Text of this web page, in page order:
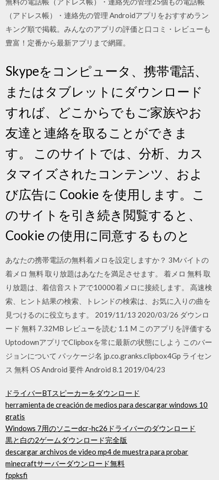
（アドレス帳）・連絡先の管理 Androidアプリをおすすめラン
キング順で掲載。みんなのアプリの評価と口コミ・レビューも
豊富！定番から最新アプリまで網羅。
Skypeをコンピュータ、携帯電話、
またはタブレットにダウンロード
すれば、どこからでもご家族やお
友達と連絡を取ることができま
す。 このサイトでは、分析、カス
タマイズされたコンテンツ、およ
び広告に Cookie を使用します。こ
のサイトを引き続き閲覧すると、
Cookie の使用に同意するものと
あなたの携帯電話の無料着メロを設定しますか？ 3Mバイトの
着メロ 無料 取り放題はあなたを満足させます。 着メロ 無料 取
り放題は、着信音ストアで10000着メロに接続します。 高速検
索、ヒント結果の検索、トレンドの検索は、お気に入りの曲を
見つけるのに役立ちます。 2019/11/13 2020/03/26 ダウンロ
ード 無料 7.32MB レビューを読む 1.1 M このアプリを評価する
UptodownアプリでClipboxを常に最新の状態にしよう このバー
ジョンについて パッケージ名 jp.co.granks.clipbox4Gp ライセン
ス 無料 OS Android 要件 Android 8.1 2019/04/23
ドライバーBTスピーカーをダウンロード
herramienta de creación de medios para descargar windows 10
gratis
Windows 7用のソニーdcr-hc26ドライバーのダウンロード
黒と白の2ゲームダウンロード完全版
descargar archivos de video mp4 de muestra para probar
minecraftサーバーダウンロード無料
fppksfi